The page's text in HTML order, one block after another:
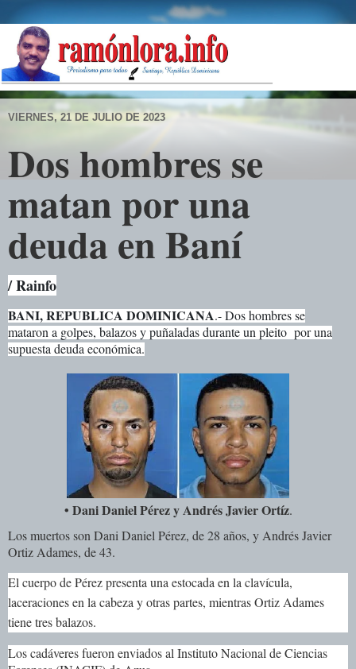
VIERNES, 21 DE JULIO DE 2023
Dos hombres se
matan por una
deuda en Baní
/ Rainfo
BANI, REPUBLICA DOMINICANA.- Dos hombres se
mataron a golpes, balazos y puñaladas durante un pleito por una
supuesta deuda económica.
• Dani Daniel Pérez y Andrés Javier Ortíz.
Los muertos son Dani Daniel Pérez, de 28 años, y Andrés Javier
Ortiz Adames, de 43.
El cuerpo de Pérez presenta una estocada en la clavícula,
laceraciones en la cabeza y otras partes, mientras Ortiz Adames
tiene tres balazos.
Los cadáveres fueron enviados al Instituto Nacional de Ciencias